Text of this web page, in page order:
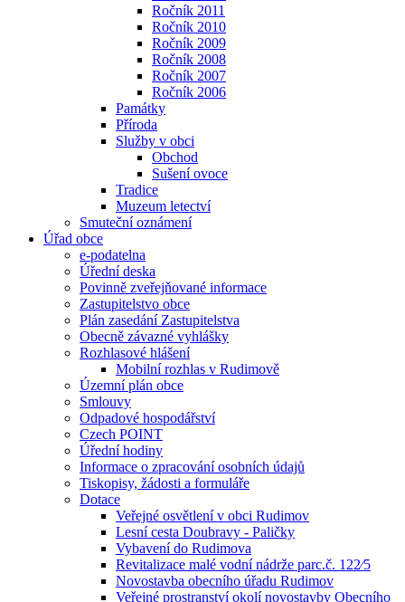
Ročník 2011
Ročník 2010
Ročník 2009
Ročník 2008
Ročník 2007
Ročník 2006
Památky
Příroda
Služby v obci
Obchod
Sušení ovoce
Tradice
Muzeum letectví
Smuteční oznámení
Úřad obce
e-podatelna
Úřední deska
Povinně zveřejňované informace
Zastupitelstvo obce
Plán zasedání Zastupitelstva
Obecně závazné vyhlášky
Rozhlasové hlášení
Mobilní rozhlas v Rudimově
Územní plán obce
Smlouvy
Odpadové hospodářství
Czech POINT
Úřední hodiny
Informace o zpracování osobních údajů
Tiskopisy, žádosti a formuláře
Dotace
Veřejné osvětlení v obci Rudimov
Lesní cesta Doubravy - Paličky
Vybavení do Rudimova
Revitalizace malé vodní nádrže parc.č. 122⁄5
Novostavba obecního úřadu Rudimov
Veřejné prostranství okolí novostavby Obecního